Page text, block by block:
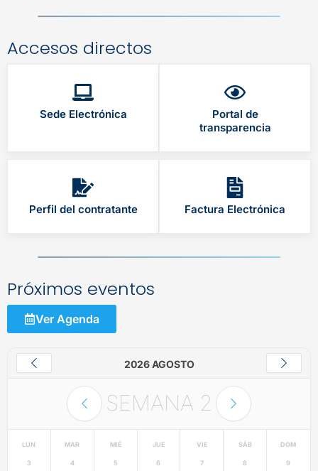
Accesos directos
Sede Electrónica
Portal de
transparencia
Perfil del contratante Factura Electrónica
Próximos eventos
Ver Agenda
2026 AGOSTO
SEMANA 2
LUN
3
MAR
4
MIÉ
5
JUE
6
VIE
7
SÁB
8
DOM
9